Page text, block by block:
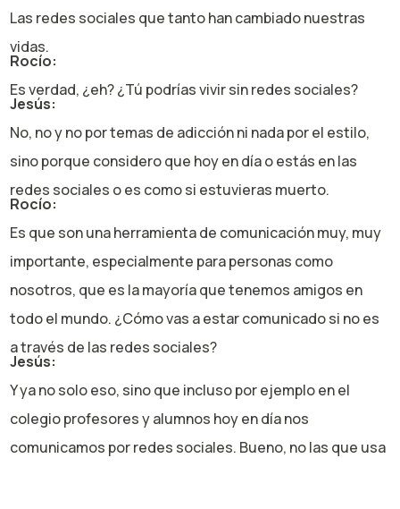
Las redes sociales que tanto han cambiado nuestras
vidas.
Rocío:
Es verdad, ¿eh? ¿Tú podrías vivir sin redes sociales?
Jesús:
No, no y no por temas de adicción ni nada por el estilo,
sino porque considero que hoy en día o estás en las
redes sociales o es como si estuvieras muerto.
Rocío:
Es que son una herramienta de comunicación muy, muy
importante, especialmente para personas como
nosotros, que es la mayoría que tenemos amigos en
todo el mundo. ¿Cómo vas a estar comunicado si no es
a través de las redes sociales?
Jesús:
Y ya no solo eso, sino que incluso por ejemplo en el
colegio profesores y alumnos hoy en día nos
comunicamos por redes sociales. Bueno, no las que usa